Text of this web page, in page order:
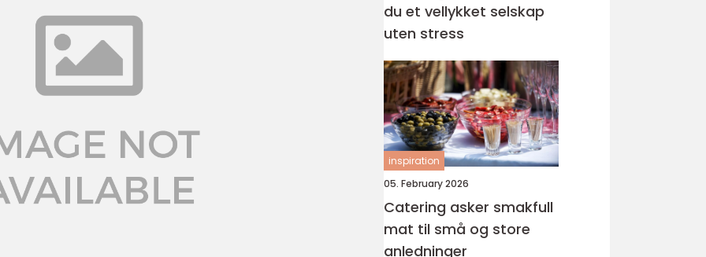
du et vellykket selskap
uten stress
inspiration
05. February 2026
Catering asker smakfull
mat til små og store
anledninger